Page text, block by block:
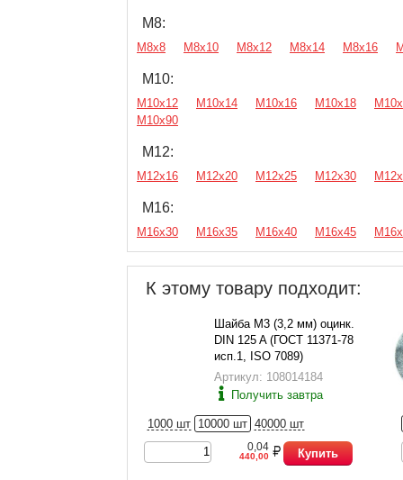
М8:
М8х8 М8х10 М8х12 М8х14 М8х16
М10:
М10х12 М10х14 М10х16 М10х18
М10х90
М12:
М12х16 М12х20 М12х25 М12х30
М16:
М16х30 М16х35 М16х40 М16х45
К этому товару подходит:
Шайба М3 (3,2 мм) оцинк.
DIN 125 A (ГОСТ 11371-78
исп.1, ISO 7089)
Артикул: 108014184
Получить завтра
1000 шт 10000 шт 40000 шт
0,04
440,00 Купить